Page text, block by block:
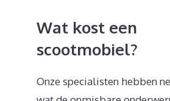
Wat kost een
scootmobiel?
Onze specialisten hebben